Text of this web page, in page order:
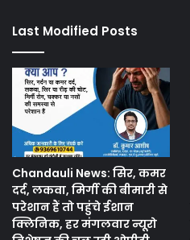
Last Modified Posts
Chandauli News: सिर, कमर
दर्द, लकवा, मिर्गी की बीमारी से
परेशान हैं तो पहुंचे ईशान
क्लिनिक, हर मंगलवार न्यूरो